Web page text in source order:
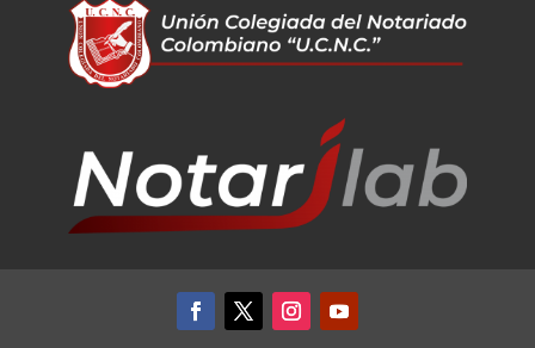
las transacciones son seguras y rápidas, lo
que permite a los jugadores concentrarse
en lo que más importa: la experiencia de
en el del entretenimiento en línea, la
transparencia y la eficiencia son clave para
garantizar que todo funcione sin